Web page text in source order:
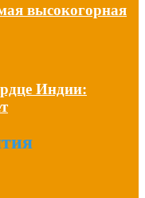
высокогорная
Индии: